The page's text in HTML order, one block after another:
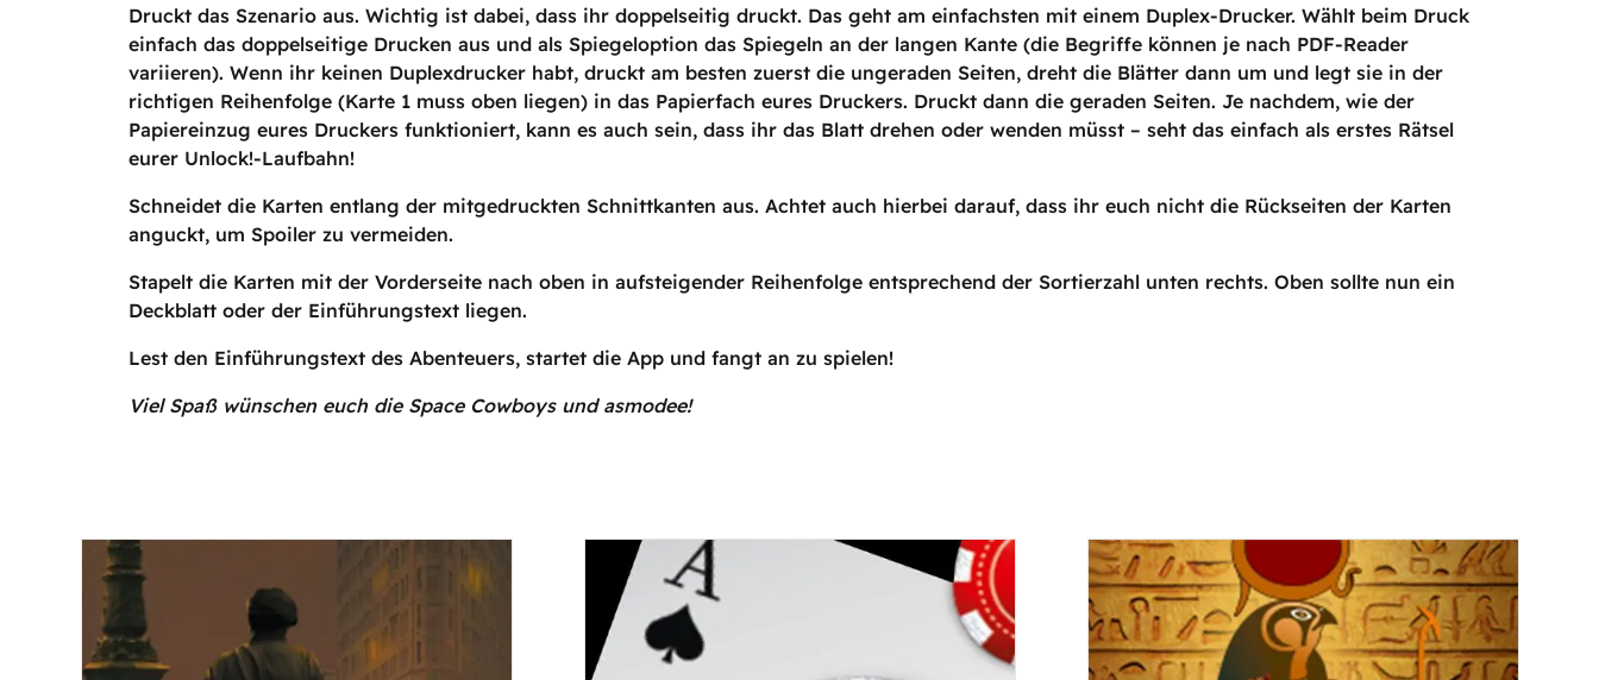
Druckt das Szenario aus. Wichtig ist dabei, dass ihr doppelseitig druckt. Das geht am einfachsten mit einem Duplex-Drucker. Wählt beim Druck
einfach das doppelseitige Drucken aus und als Spiegeloption das Spiegeln an der langen Kante (die Begriffe können je nach PDF-Reader
variieren). Wenn ihr keinen Duplexdrucker habt, druckt am besten zuerst die ungeraden Seiten, dreht die Blätter dann um und legt sie in der
richtigen Reihenfolge (Karte 1 muss oben liegen) in das Papierfach eures Druckers. Druckt dann die geraden Seiten. Je nachdem, wie der
Papiereinzug eures Druckers funktioniert, kann es auch sein, dass ihr das Blatt drehen oder wenden müsst – seht das einfach als erstes Rätsel
eurer Unlock!-Laufbahn!
Schneidet die Karten entlang der mitgedruckten Schnittkanten aus. Achtet auch hierbei darauf, dass ihr euch nicht die Rückseiten der Karten
anguckt, um Spoiler zu vermeiden.
Stapelt die Karten mit der Vorderseite nach oben in aufsteigender Reihenfolge entsprechend der Sortierzahl unten rechts. Oben sollte nun ein
Deckblatt oder der Einführungstext liegen.
Lest den Einführungstext des Abenteuers, startet die App und fangt an zu spielen!
Viel Spaß wünschen euch die Space Cowboys und asmodee!